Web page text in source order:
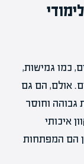
כמו גמישות,
אולם, הם גם
גבוהה וחוסר
איכותי
הם המפתחות